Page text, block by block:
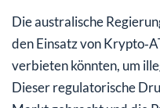
Die australische
den Einsatz von
verbieten könnten, um
Dieser regulatorische